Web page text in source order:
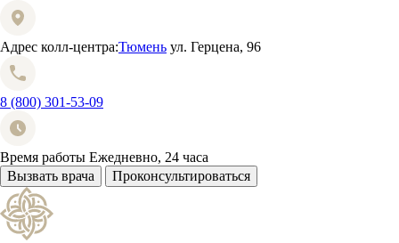
Адрес колл-центра:Тюмень ул. Герцена, 96
8 (800) 301-53-09
Время работы Ежедневно, 24 часа
Вызвать врача
Проконсультироваться